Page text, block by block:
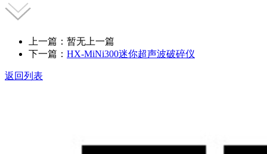
上一篇：暂无上一篇
下一篇： HX-MiNi300迷你超声波破碎仪
返回列表